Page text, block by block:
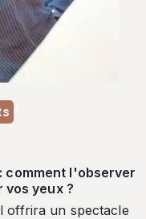
comment l'observer
yeux ?
offrira un spectacle